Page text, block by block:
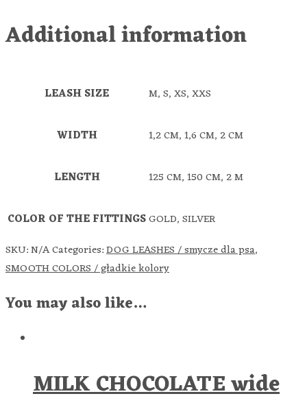
Additional information
LEASH SIZE M, S, XS, XXS
WIDTH 1,2 CM, 1,6 CM, 2 CM
LENGTH 125 CM, 150 CM, 2 M
COLOR OF THE FITTINGSGOLD, SILVER
SKU:N/ACategories:DOG LEASHES / smycze dla psa,
SMOOTH COLORS / gładkie kolory
You may also like…
MILK CHOCOLATE wide